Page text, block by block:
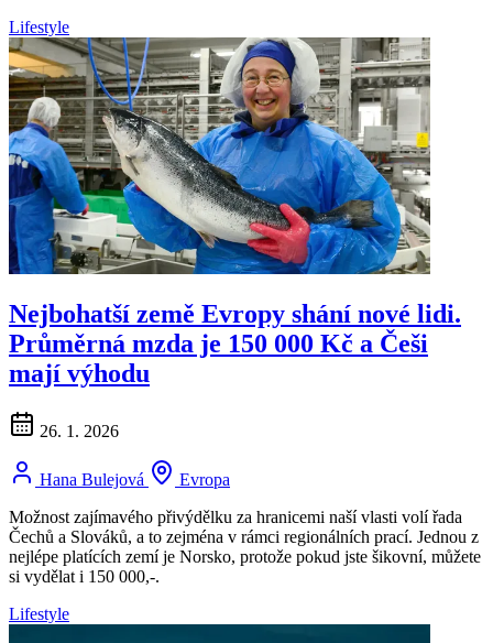
Lifestyle
Nejbohatší země Evropy shání nové lidi.
Průměrná mzda je 150 000 Kč a Češi
mají výhodu
26. 1. 2026
Hana Bulejová
Evropa
Možnost zajímavého přivýdělku za hranicemi naší vlasti volí řada
Čechů a Slováků, a to zejména v rámci regionálních prací. Jednou z
nejlépe platících zemí je Norsko, protože pokud jste šikovní, můžete
si vydělat i 150 000,-.
Lifestyle